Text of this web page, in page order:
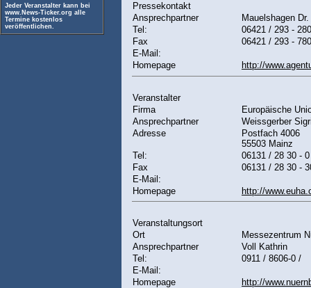
Jeder Veranstalter kann bei
www.News-Ticker.org alle
Termine kostenlos
veröffentlichen.
Pressekontakt
Ansprechpartner
Mauelshagen
Tel:
06421 / 293 - 280
Fax
06421 / 293 - 780
E-Mail:
Homepage
http://
Veranstalter
Firma
Europäische
Ansprechpartner
Weissgerber
Adresse
Postfach 4006
55503 Mainz
Tel:
06131 / 28 30 - 0
Fax
06131 / 28 30 -
E-Mail:
Homepage
http://
Veranstaltungsort
Ort
Messezentrum
Ansprechpartner
Voll Kathrin
Tel:
0911 / 8606-0 /
E-Mail:
Homepage
http://